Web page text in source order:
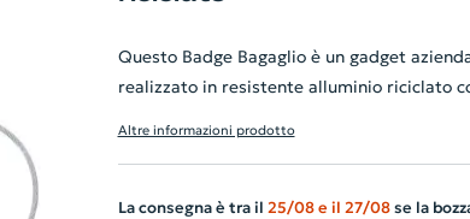
Questo Badge Bagaglio è un gadget
realizzato in resistente alluminio riciclato
identificativa in inglese con campi
Altre informazioni prodotto
La consegna è tra il 25/08 e il 27/08se la